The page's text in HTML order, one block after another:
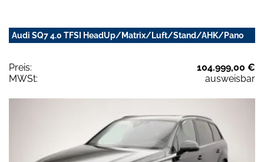
Audi SQ7 4.0 TFSI HeadUp/Matrix/Luft/Stand/AHK/Pano
Preis:
104.999,00 €
MWSt:
ausweisbar